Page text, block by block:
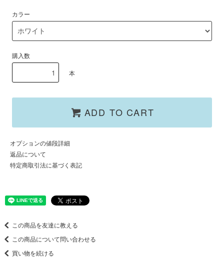
カラー
購入数
本
ADD TO CART
オプションの値段詳細
返品について
特定商取引法に基づく表記
この商品を友達に教える
この商品について問い合わせる
買い物を続ける